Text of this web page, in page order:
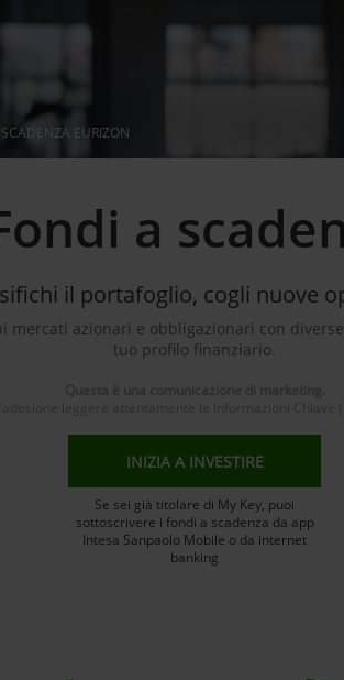
EURIZON
a
il portafoglio, cogli nuove
mercati azionari e obbligazionari con
tuo profilo finanziario.
INIZIA A INVESTIRE
Se sei già titolare di My Key, puoi
sottoscrivere i fondi a scadenza da app
Intesa Sanpaolo Mobile o da internet
banking